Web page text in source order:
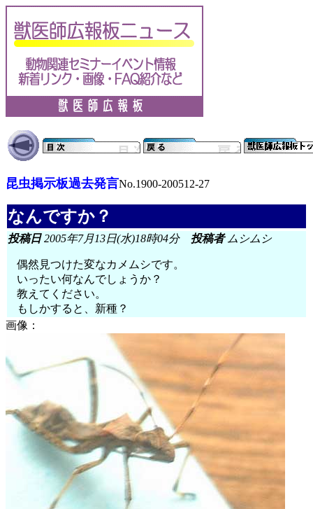
昆虫掲示板過去発言No.1900-200512-27
なんですか？
投稿日2005年7月13日(水)18時04分 投稿者ムシムシ
偶然見つけた変なカメムシです。
いったい何なんでしょうか？
教えてください。
もしかすると、新種？
画像：